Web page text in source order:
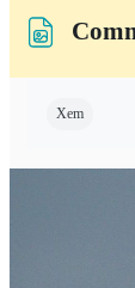
Xem